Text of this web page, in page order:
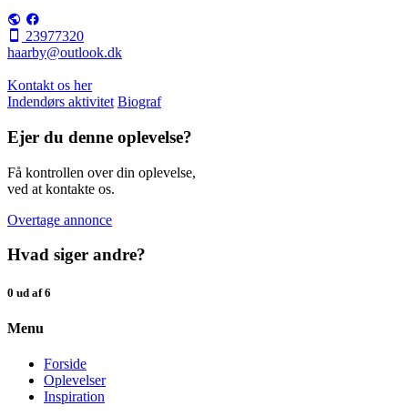
23977320
haarby@outlook.dk
Kontakt os her
Indendørs aktivitet Biograf
Ejer du denne oplevelse?
Få kontrollen over din oplevelse,
ved at kontakte os.
Overtage annonce
Hvad siger andre?
0 ud af 6
Menu
Forside
Oplevelser
Inspiration